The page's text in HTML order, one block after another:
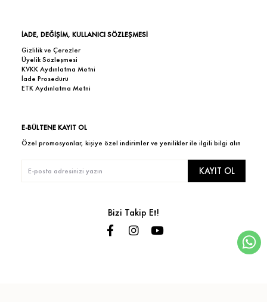
İADE, DEĞİŞİM, KULLANICI SÖZLEŞMESİ
Gizlilik ve Çerezler
Üyelik Sözleşmesi
KVKK Aydınlatma Metni
İade Prosedürü
ETK Aydınlatma Metni
E-BÜLTENE KAYIT OL
Özel promosyonlar, kişiye özel indirimler ve yenilikler ile ilgili bilgi alın
KAYIT OL
Bizi Takip Et!